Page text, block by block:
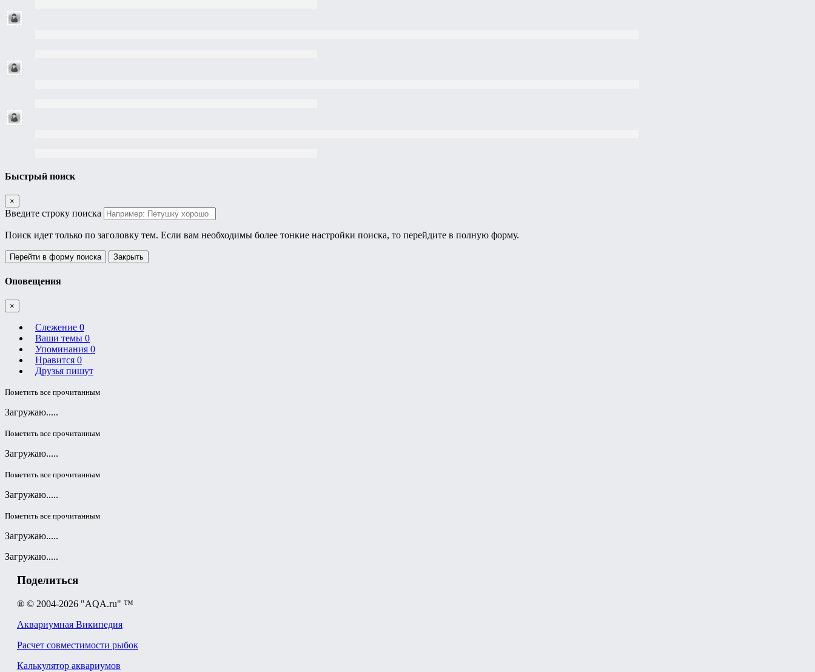
Быстрый поиск
×
Введите строку поиска
Поиск идет только по заголовку тем. Если вам необходимы более тонкие настройки поиска, то перейдите в полную форму.
Перейти в форму поиска Закрыть
Оповещения
×
Слежение 0
Ваши темы 0
Упоминания 0
Нравится 0
Друзья пишут
Пометить все прочитанным
Загружаю.....
Пометить все прочитанным
Загружаю.....
Пометить все прочитанным
Загружаю.....
Пометить все прочитанным
Загружаю.....
Загружаю.....
Поделиться
® © 2004-2026 "AQA.ru" ™
Аквариумная Википедия
Расчет совместимости рыбок
Калькулятор аквариумов